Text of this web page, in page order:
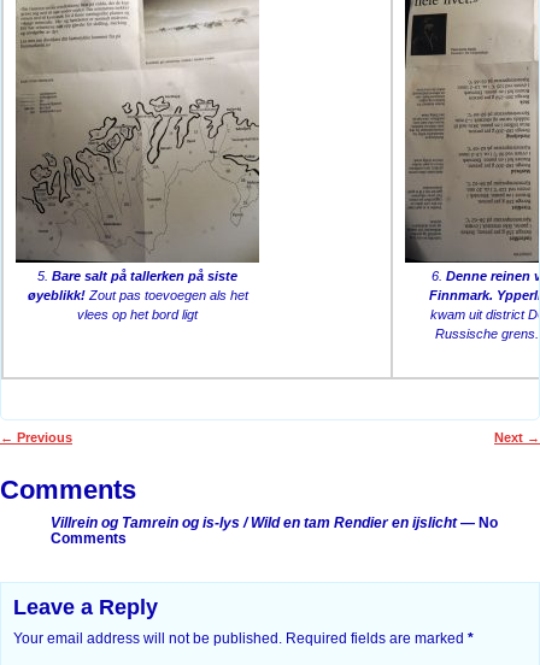
5.Bare salt på tallerken på siste
øyeblikk!Zout pas toevoegen als het
vlees op het bord ligt
6. Denne reinen
Finnmark.
kwam uit district
Russische
← Previous Next →
Comments
Villrein og Tamrein og is-lys / Wild en tam Rendier en ijslicht— No
Comments
Leave a Reply
Your email address will not be published. Required fields are marked *